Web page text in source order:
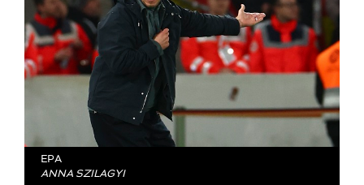
EPA
ANNA SZILAGYI